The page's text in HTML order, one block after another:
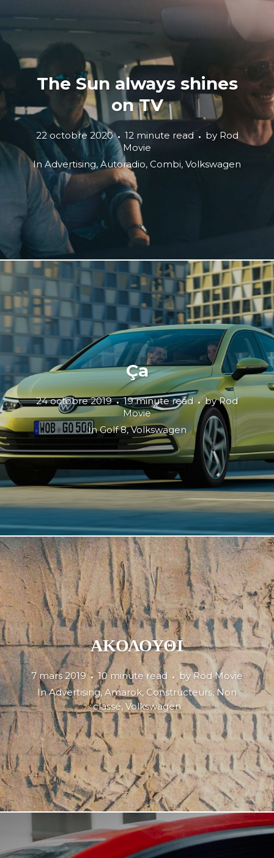
The Sun always shines
on TV
22 octobre 2020 12 minute read by Rod
Movie
In Advertising, Autoradio, Combi, Volkswagen
Ça
24 octobre 2019 19 minute read byRod
Movie
InGolf 8,Volkswagen
ΑΚΟΛΟΥΘΙ
7 mars 2019 10 minute read byRod Movie
InAdvertising,Amarok, Constructeurs,Non
classé,Volkswagen